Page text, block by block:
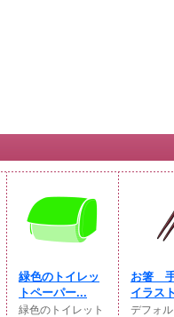
緑色のトイレッ
トペーパー...
緑色のトイレット
お箸
イラスト
デフォ